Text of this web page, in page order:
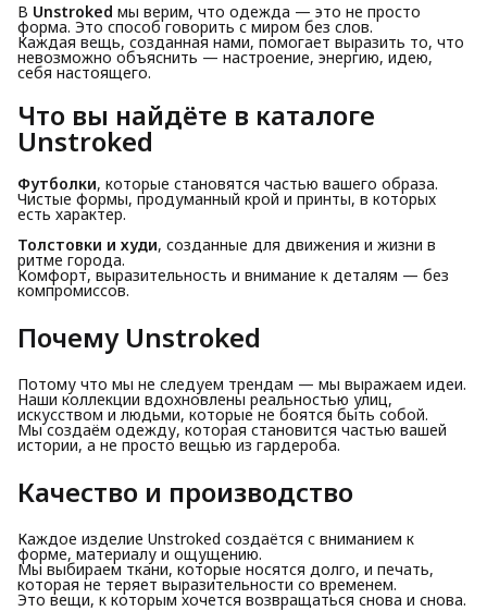
В Unstroked мы верим, что одежда — это не просто
форма. Это способ говорить с миром без слов.
Каждая вещь, созданная нами, помогает выразить то, что
невозможно объяснить — настроение, энергию, идею,
себя настоящего.
Что вы найдёте в каталоге
Unstroked
Футболки, которые становятся частью вашего образа.
Чистые формы, продуманный крой и принты, в которых
есть характер.
Толстовки и худи, созданные для движения и жизни в
ритме города.
Комфорт, выразительность и внимание к деталям — без
компромиссов.
Почему Unstroked
Потому что мы не следуем трендам — мы выражаем идеи.
Наши коллекции вдохновлены реальностью улиц,
искусством и людьми, которые не боятся быть собой.
Мы создаём одежду, которая становится частью вашей
истории, а не просто вещью из гардероба.
Качество и производство
Каждое изделие Unstroked создаётся с вниманием к
форме, материалу и ощущению.
Мы выбираем ткани, которые носятся долго, и печать,
которая не теряет выразительности со временем.
Это вещи, к которым хочется возвращаться снова и снова.